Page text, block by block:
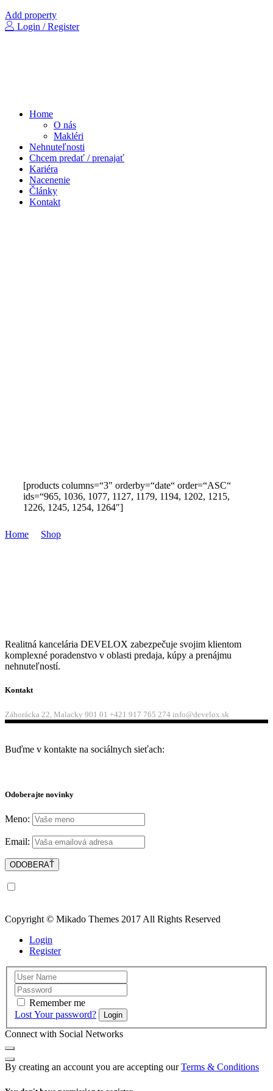
Add property
Login / Register
Home
O nás
Makléri
Nehnuteľnosti
Chcem predať / prenajať
Kariéra
Nacenenie
Články
Kontakt
Three Columns Wide
Home Shop
[products columns=“3″ orderby=“date“ order=“ASC“
ids=“965, 1036, 1077, 1127, 1179, 1194, 1202, 1215,
1226, 1245, 1254, 1264″]
Realitná kancelária DEVELOX zabezpečuje svojim klientom
komplexné poradenstvo v oblasti predaja, kúpy a prenájmu
nehnuteľností.
Kontakt
Záhorácka 22, Malacky 901 01 +421 917 765 274 info@develox.sk
Buďme v kontakte na sociálnych sieťach:
Odoberajte novinky
Meno:
Email:
Copyright © Mikado Themes 2017 All Rights Reserved
Login
Register
Remember me
Lost Your password?
Login
Connect with Social Networks
By creating an account you are accepting ourTerms & Conditions